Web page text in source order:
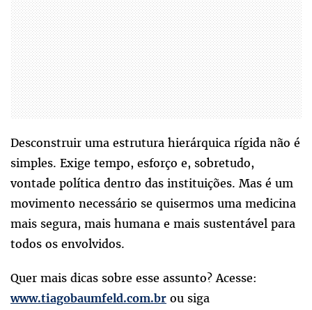
Desconstruir uma estrutura hierárquica rígida não é
simples. Exige tempo, esforço e, sobretudo,
vontade política dentro das instituições. Mas é um
movimento necessário se quisermos uma medicina
mais segura, mais humana e mais sustentável para
todos os envolvidos.
Quer mais dicas sobre esse assunto? Acesse:
www.tiagobaumfeld.com.br ou siga